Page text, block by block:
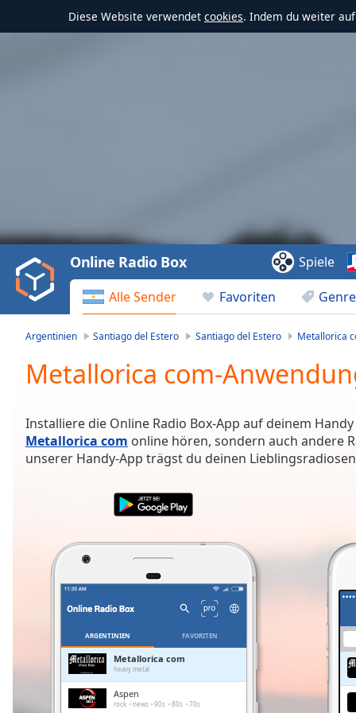
Diese Website verwendet cookies. Indem du weiter
Play
Video
Play
Backward
Skip
Current
Time0:00
Duration-:-
Loaded:
0.00%
Remaining
Alle Sender Favoriten
Online Radio Box Spiele
Argentinien Santiago del Estero Santiago del Estero Metallorica
Metallorica com-
Installiere die Online Radio Box-App auf deinem
Metallorica com online hören, sondern auch andere
unserer Handy-App trägst du deinen
ARGENTINIEN FAVORITEN
Metallorica com
heavy metal
Aspen
rock news 90s 80s 70s